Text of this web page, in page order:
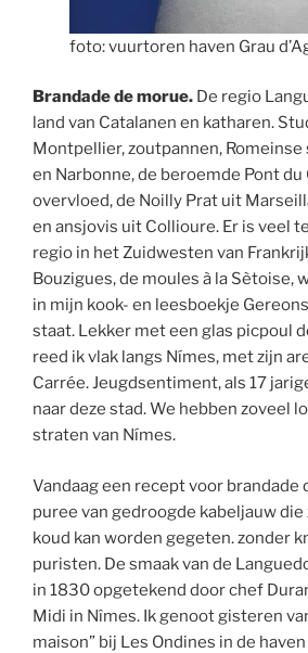
foto: vuurtoren haven Grau
Brandade de morue. De regio
land van Catalanen en katharen.
Montpellier, zoutpannen, Romeinse
en Narbonne, de beroemde Pont du
overvloed, de Noilly Prat uit
en ansjovis uit Collioure. Er is veel
regio in het Zuidwesten van
Bouzigues, de moules à la Sètoise,
in mijn kook- en leesboekje
staat. Lekker met een glas picpoul
reed ik vlak langs Nímes, met zijn
Carrée. Jeugdsentiment, als 17
naar deze stad. We hebben zoveel
straten van Nímes.
Vandaag een recept voor brandade
puree van gedroogde kabeljauw die
koud kan worden gegeten. zonder
puristen. De smaak van de
in 1830 opgetekend door chef
Midi in Nîmes. Ik genoot gisteren
maison” bij Les Ondines in de haven